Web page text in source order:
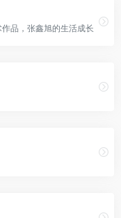
品，张鑫旭的生活成长